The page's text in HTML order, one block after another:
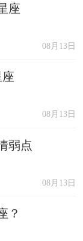
座
08月13日
08月13日
弱点
08月13日
？